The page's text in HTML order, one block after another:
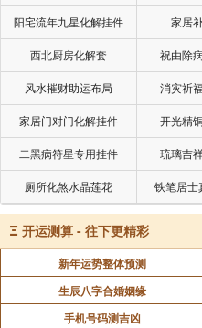
北方放置泰山石敢当，象
小区住宅
布局受限于公共空间：
山石敢当正对他人门窗）
型石材）。
示例：若住宅阳台对邻
小型泰山石敢当，化解锐
四、功能侧重差异：镇
阳宅流年九星化解挂件 家居
西北厨房化解套 祝由除
风水摧财助运布局 消灾祈
家居门对门化解挂件 开光精
二黑病符星专用挂件 琉璃吉
厕所化煞水晶莲花 铁笔居士
Ξ 开运测算 - 往下更精彩
新年运势整体预测
生辰八字合婚姻缘
手机号码测吉凶